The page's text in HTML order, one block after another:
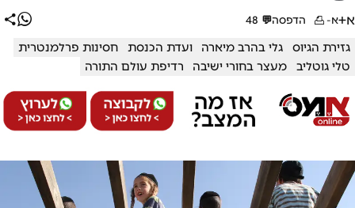
א+א- הדפסה💬
48
גזירת הגיוס גלי בהרב מיארה ועדת הכנסת
חסינות פרלמנטרית
טלי גוטליב
מעצר בחורי ישיבה רדיפת עולם התורה